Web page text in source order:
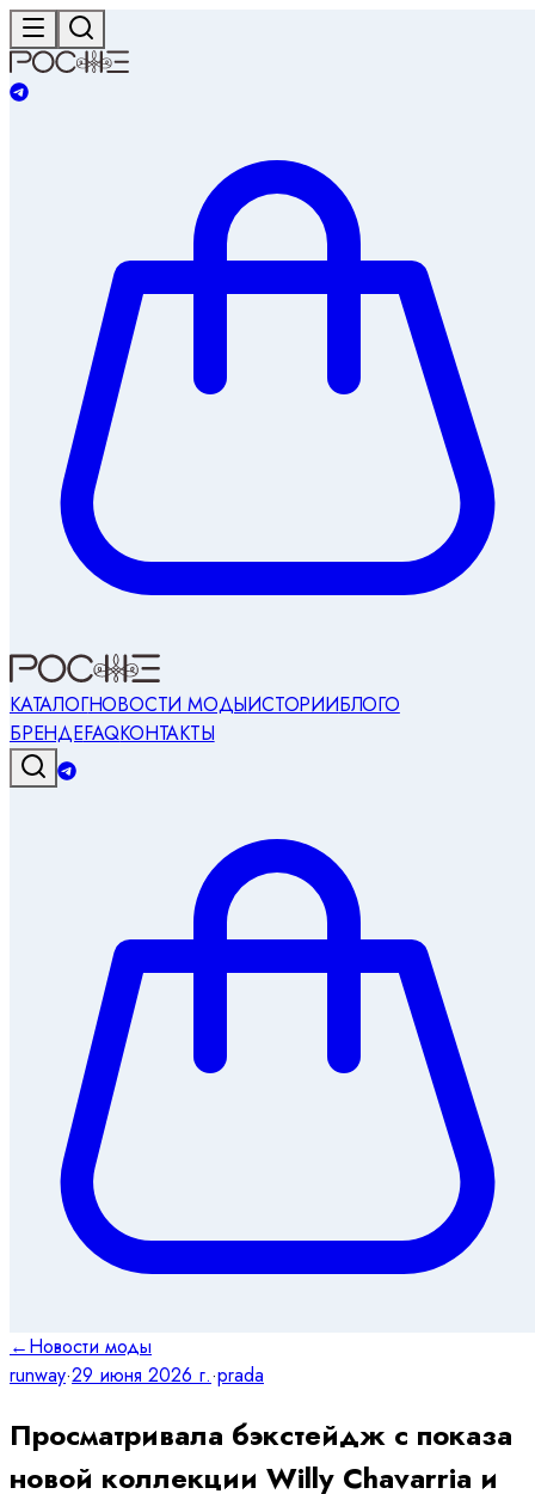
КАТАЛОГНОВОСТИ МОДЫИСТОРИИБЛОГО
БРЕНДЕFAQКОНТАКТЫ
←Новости моды
runway·29 июня 2026 г.·prada
Просматривала бэкстейдж с показа
новой коллекции Willy Chavarria и